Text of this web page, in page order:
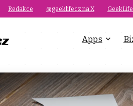
Redakce @geeklifecz na X GeekLife
Apps